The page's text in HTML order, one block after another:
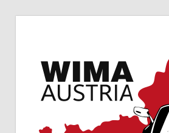
springen